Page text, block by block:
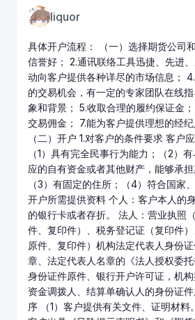
liquor
具体开户流程： （一）选择期货公司
信誉好； 2.通讯联络工具迅捷、先进
动向客户提供各种详尽的市场信息；
的交易机会，有一定的专家团队在线
象和背景； 5.收取合理的履约保证金
交易佣金； 7.能为客户提供理想的经纪
（二）开户 1.对客户的条件要求 客户
（1）具有完全民事行为能力；（2）
应的自有资金或者其他财产，能够承担
（3）有固定的住所；（4）符合国家
开户所需提供资料 个人：客户本人的
的银行卡或者存折。 法人：营业执照
件、复印件）、税务登记证（复印件
原件、复印件）机构法定代表人身份
章、法定代表人名章的《法人授权委
身份证件原件、银行开户许可证，机构
资金调拨人、结算单确认人的身份证
序 （1）客户提供有关文件、证明材料